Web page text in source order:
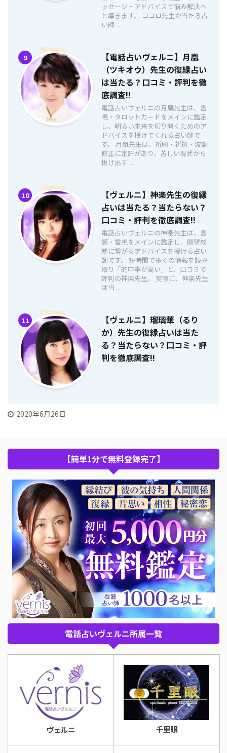
ッセージ・アドバイスで悩み解決へ
と導きます。 ココロ先生が当たる占
い師 ...
9
【電話占いヴェルニ】月凰
（ツキオウ）先生の復縁占い
は当たる？口コミ・評判を徹
底調査!!
電話占いヴェルニの月凰先生は、霊
視・タロットカードをメインに鑑定
し、明るい未来を切り開くためのア
ドバイスを授けてくれる占い師で
す。 月凰先生は、祈願・祈祷・波動
修正に定評があり、苦しい現状から
抜け出す ...
10
【ヴェルニ】神楽先生の復縁
占いは当たる？当たらない？
口コミ・評判を徹底調査!!
電話占いヴェルニの神楽先生は、霊
感・霊視をメインに鑑定し、願望成
就に繋がるアドバイスを授ける占い
師です。 短時間で多くの情報を読み
取り「的中率が高い」と、口コミで
評判の神楽先生。 実際に、神楽先生
は当 ...
11
【ヴェルニ】瑠璃華（るり
か）先生の復縁占いは当た
る？当たらない？口コミ・評
判を徹底調査!!
2020年6月26日
【簡単1分で無料登録完了】
電話占いヴェルニ所属一覧
ヴェルニ 千里眼